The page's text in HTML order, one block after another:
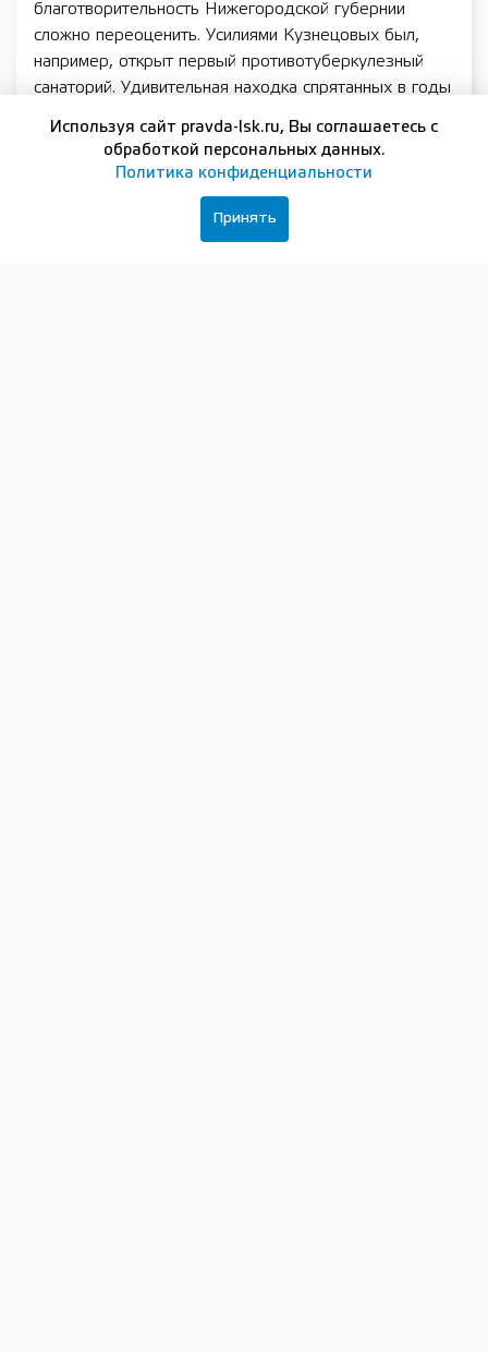
благотворительность Нижегородской губернии
сложно переоценить. Усилиями Кузнецовых был,
например, открыт первый противотуберкулезный
санаторий. Удивительная находка спрятанных в годы
побудила нижегородских исследователей
обратиться к истории славной купеческой династии и
восстановить забытые страницы прошлого», —
отметил губернатор Нижегородской области Глеб
Используя сайт pravda-lsk.ru, Вы соглашаетесь с
обработкой персональных данных.
Политика конфиденциальности
Принять